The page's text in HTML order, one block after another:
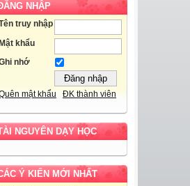
NHẬP
truy nhập
khẩu
nhớ
mật khẩu ĐK thành viên
NGUYÊN DẠY HỌC
Ý KIẾN MỚI NHẤT